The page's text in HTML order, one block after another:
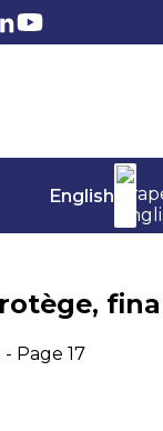
LinkedIn
Youtube
English
Page 17